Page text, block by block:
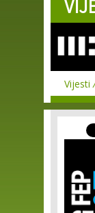
Vijesti